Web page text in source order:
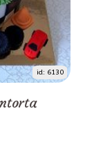
id: 6130